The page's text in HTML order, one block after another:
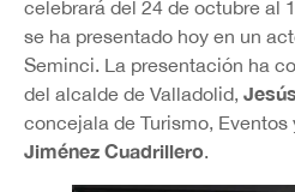
celebrará del 24 de octubre al
se ha presentado hoy en un
Seminci. La presentación ha
del alcalde de Valladolid,
concejala de Turismo, Eventos
Jiménez Cuadrillero.